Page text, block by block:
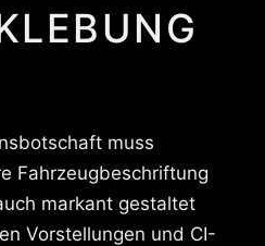
muss
Fahrzeugbeschriftung
markant gestaltet
Vorstellungen und CI-